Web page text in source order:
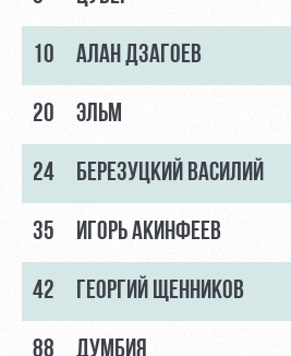
Ледовый
дворец
Занятия
спортом
РуководствоКарта
Информация
МГН
10 АЛАН ДЗАГОЕВ
20 ЭЛЬМ
24 БЕРЕЗУЦКИЙ ВАСИЛИЙ
35 ИГОРЬ АКИНФЕЕВ
42 ГЕОРГИЙ ЩЕННИКОВ
88 ДУМБИЯ